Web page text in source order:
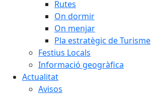
Rutes
On dormir
On menjar
Pla estratègic de Turisme
Festius Locals
Informació geogràfica
Actualitat
Avisos